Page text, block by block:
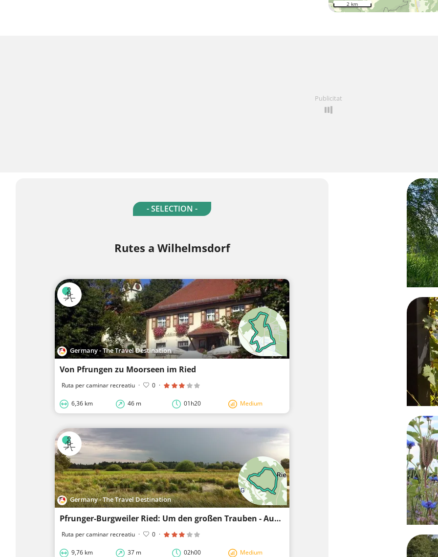
2 km
Publicitat
- SELECTION -
Rutes a Wilhelmsdorf
Germany - The Travel Destination
Von Pfrungen zu Moorseen im Ried
Ruta per caminar recreatiu · 0 ·
6,36 km 46 m 01h20 Medium
Germany - The Travel Destination
Pfrunger-Burgweiler Ried: Um den großen Trauben - Ausgangspunkt Riedhof
Ruta per caminar recreatiu · 0 ·
9,76 km 37 m 02h00 Medium